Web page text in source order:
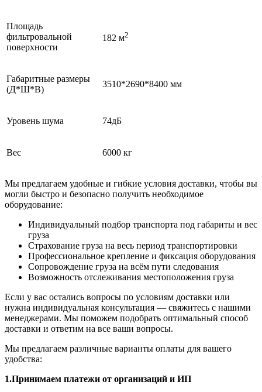
Площадь
фильтровальной
поверхности
182 м2
Габаритные размеры
(Д*Ш*В)
3510*2690*8400 мм
Уровень шума 74дБ
Вес 6000 кг
Мы предлагаем удобные и гибкие условия доставки, чтобы вы
могли быстро и безопасно получить необходимое
оборудование:
Индивидуальный подбор транспорта под габариты и вес
груза
Страхование груза на весь период транспортировки
Профессиональное крепление и фиксация оборудования
Сопровождение груза на всём пути следования
Возможность отслеживания местоположения груза
Если у вас остались вопросы по условиям доставки или
нужна индивидуальная консультация — свяжитесь с нашими
менеджерами. Мы поможем подобрать оптимальный способ
доставки и ответим на все ваши вопросы.
Мы предлагаем различные варианты оплаты для вашего
удобства:
1.Принимаем платежи от организаций и ИП